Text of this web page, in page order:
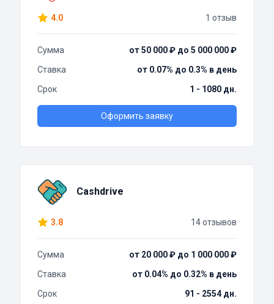
4.0 1 отзыв
Сумма
от 50 000 ₽ до 5 000 000 ₽
Ставка
от 0.07% до 0.3% в день
Срок
1 - 1080 дн.
Оформить заявку
Cashdrive
3.8 14 отзывов
Сумма
от 20 000 ₽ до 1 000 000 ₽
Ставка
от 0.04% до 0.32% в день
Срок
91 - 2554 дн.